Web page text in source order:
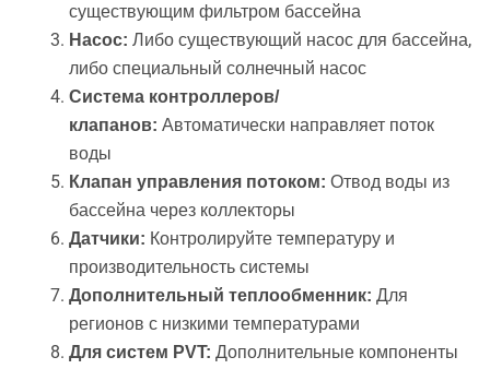
существующим фильтром бассейна
Насос: Либо существующий насос для бассейна,
либо специальный солнечный насос
Система контроллеров/
клапанов: Автоматически направляет поток
воды
Клапан управления потоком: Отвод воды из
бассейна через коллекторы
Датчики: Контролируйте температуру и
производительность системы
Дополнительный теплообменник: Для
регионов с низкими температурами
Для систем PVT: Дополнительные компоненты